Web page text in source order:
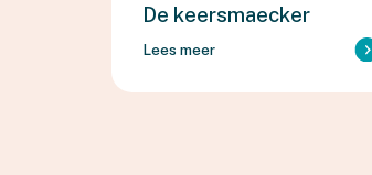
De keersmaecker
Lees meer